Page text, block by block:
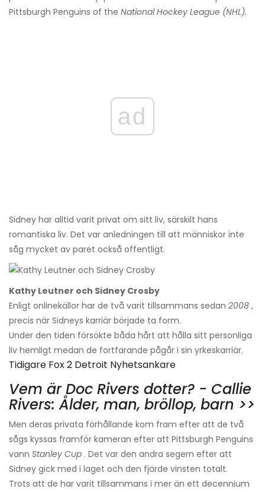
Pittsburgh Penguins of the National Hockey League (NHL).
ad
Sidney har alltid varit privat om sitt liv, särskilt hans
romantiska liv. Det var anledningen till att människor inte
såg mycket av paret också offentligt.
Kathy Leutner och Sidney Crosby
Enligt onlinekällor har de två varit tillsammans sedan 2008 ,
precis när Sidneys karriär började ta form.
Under den tiden försökte båda hårt att hålla sitt personliga
liv hemligt medan de fortfarande pågår i sin yrkeskarriär.
Tidigare Fox 2 Detroit Nyhetsankare
Vem är Doc Rivers dotter? - Callie
Rivers: Ålder, man, bröllop, barn >>
Men deras privata förhållande kom fram efter att de två
sågs kyssas framför kameran efter att Pittsburgh Penguins
vann Stanley Cup . Det var den andra segern efter att
Sidney gick med i laget och den fjärde vinsten totalt.
Trots att de har varit tillsammans i mer än ett decennium